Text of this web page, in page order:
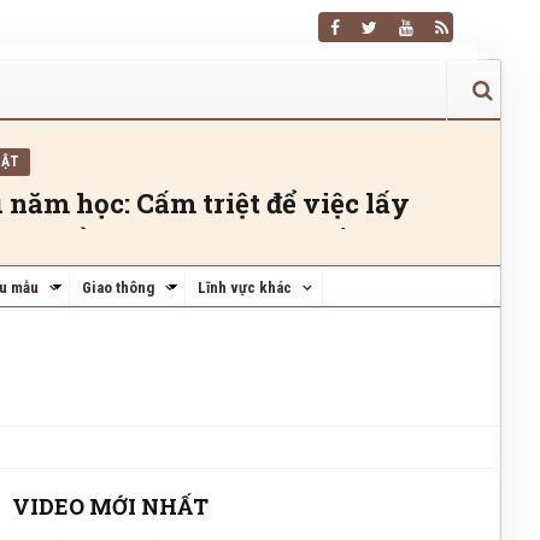
học: Cấm triệt để việc lấy
để ép học sinh đóng tiền trái
mẫu Giao thông Lĩnh vực khác
VIDEO MỚI NHẤT